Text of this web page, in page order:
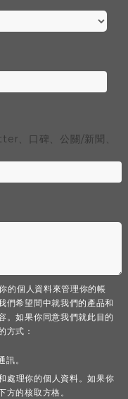
、口碑、公關/新聞、
的個人資料來管理你的帳
們希望間中就我們的產品和
。如果你同意我們就此目的
方式：
。
處理你的個人資料。如果你
方的核取方格。